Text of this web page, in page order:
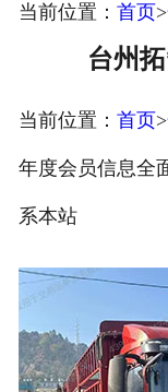
当前位置： 首页>
台州
当前位置： 首页>
年度会员信息全
系本站